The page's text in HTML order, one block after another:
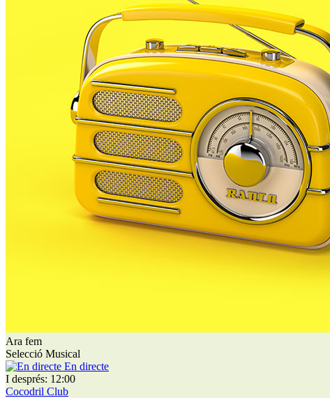
Ara fem
Selecció Musical
En directe
I després: 12:00
Cocodril Club